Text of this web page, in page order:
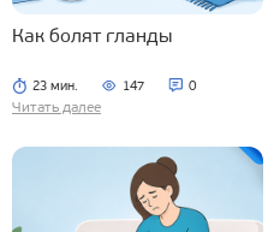
Как болят гланды
23 мин. 147 0
Читать далее